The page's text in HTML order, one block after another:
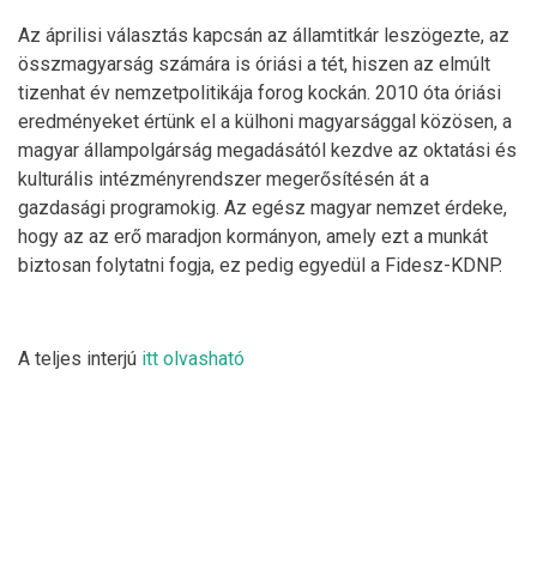
Az áprilisi választás kapcsán az államtitkár leszögezte, az
összmagyarság számára is óriási a tét, hiszen az elmúlt
tizenhat év nemzetpolitikája forog kockán. 2010 óta óriási
eredményeket értünk el a külhoni magyarsággal közösen, a
magyar állampolgárság megadásától kezdve az oktatási és
kulturális intézményrendszer megerősítésén át a
gazdasági programokig. Az egész magyar nemzet érdeke,
hogy az az erő maradjon kormányon, amely ezt a munkát
biztosan folytatni fogja, ez pedig egyedül a Fidesz-KDNP.
A teljes interjú itt olvasható